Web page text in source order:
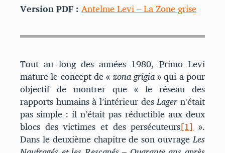
Version PDF : Antelme Levi – La Zone grise
Tout au long des années 1980, Primo Levi
mature le concept de «zona grigia» qui a pour
objectif de montrer que « le réseau des
rapports humains à l’intérieur desLagern’était
pas simple : il n’était pas réductible aux deux
blocs des victimes et des persécuteurs[1]».
Dans le deuxième chapitre de son ouvrageLes